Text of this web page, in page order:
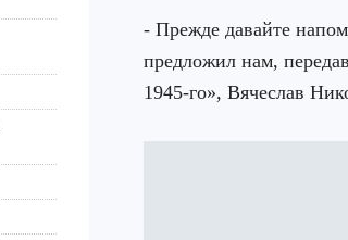
- Прежде давайте
предложил нам,
1945-го», Вячеслав